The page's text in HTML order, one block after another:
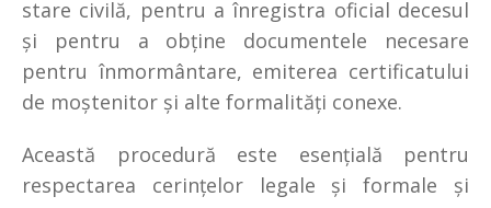
stare civilă, pentru a înregistra oficial decesul
și pentru a obține documentele necesare
pentru înmormântare, emiterea certificatului
de moștenitor și alte formalități conexe.
Această procedură este esențială pentru
respectarea cerințelor legale și formale și